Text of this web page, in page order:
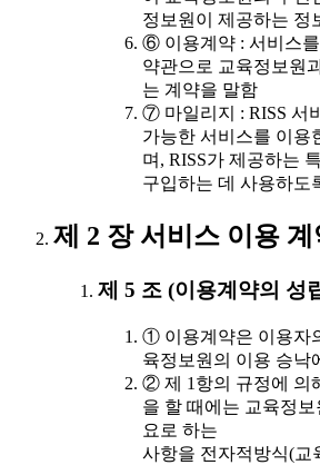
정보원이 제공하는 정
⑥ 이용계약 : 서비스를
약관으로 교육정보원
는 계약을 말함
⑦ 마일리지 : RISS 서
가능한 서비스를 이용
며, RISS가 제공하는
구입하는 데 사용하도
제 2 장 서비스 이용 계
제 5 조 (이용계약의 성
① 이용계약은 이용자
육정보원의 이용 승낙
② 제 1항의 규정에 의
을 할 때에는 교육정
요로 하는
사항을 전자적방식(교